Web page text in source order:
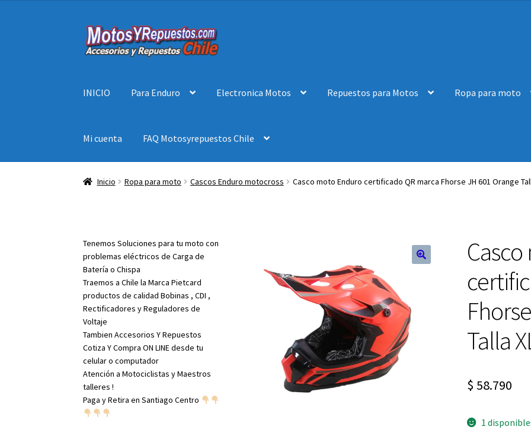
Ir
a
Ir
al
INICIO Para Enduro Electronica Motos Repuestos para Motos Ropa para moto
Mi cuenta FAQ Motosyrepuestos Chile
Inicio Ropa para moto Cascos Enduro motocross Casco moto Enduro certificado QR marca Fhorse JH 601 Orange
Talla
$ 58.790
1
Tenemos Soluciones para tu moto con
problemas eléctricos de Carga de
Batería o Chispa
Traemos a Chile la Marca Pietcard
productos de calidad Bobinas , CDI ,
Rectificadores y Reguladores de
Voltaje
Tambien Accesorios Y Repuestos
Cotiza Y Compra ON LINE desde tu
celular o computador
Atención a Motociclistas y Maestros
talleres !
Paga y Retira en Santiago Centro